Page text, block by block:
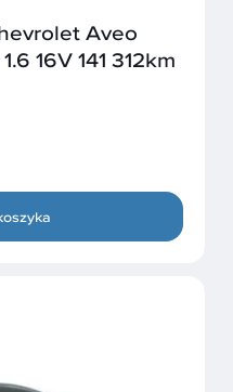
Aveo
16V 141 312km